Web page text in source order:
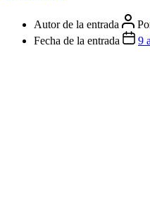
Autor de la entrada
Fecha de la entrada
9